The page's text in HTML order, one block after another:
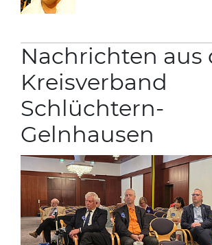
Nachrichten aus
Kreisverband
Schlüchtern-
Gelnhausen